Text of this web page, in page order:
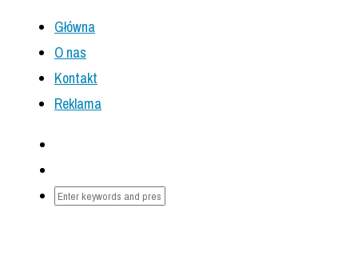
Główna
O nas
Kontakt
Reklama